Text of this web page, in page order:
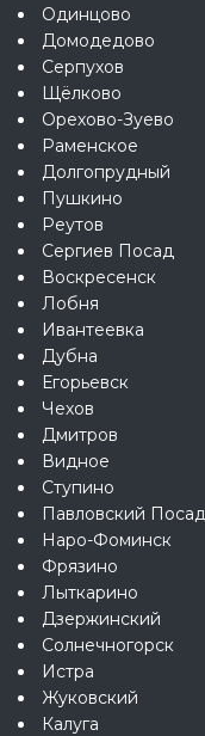
Одинцово
Домодедово
Серпухов
Щёлково
Орехово-Зуево
Раменское
Долгопрудный
Пушкино
Реутов
Сергиев Посад
Воскресенск
Лобня
Ивантеевка
Дубна
Егорьевск
Чехов
Дмитров
Видное
Ступино
Павловский Посад
Наро-Фоминск
Фрязино
Лыткарино
Дзержинский
Солнечногорск
Истра
Жуковский
Калуга